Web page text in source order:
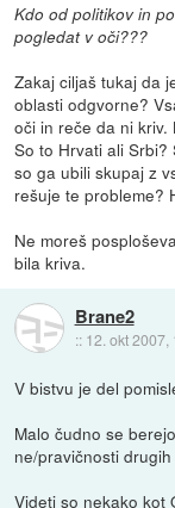
Kdo od politikov in
pogledat v oči???
Zakaj ciljaš tukaj da
oblasti odgvorne?
oči in reče da ni
So to Hrvati ali Srbi?
so ga ubili skupaj z
rešuje te probleme?
Ne moreš
bila kriva.
Brane2
:: 12. okt 2007,
V bistvu je del
Malo čudno se
ne/pravičnosti
Videti so nekako kot